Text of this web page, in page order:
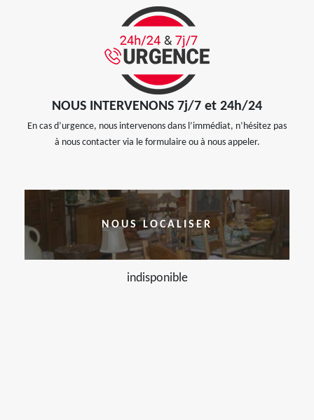
NOUS INTERVENONS 7j/7 et 24h/24
En cas d’urgence, nous intervenons dans l’immédiat, n’hésitez pas
à nous contacter via le formulaire ou à nous appeler.
NOUS LOCALISER
indisponible